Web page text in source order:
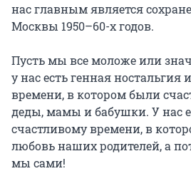
нас главным является
Москвы 1950–60-х годов.
Пусть мы все моложе или
у нас есть генная ностальгия
времени, в котором были
деды, мамы и бабушки. У нас
счастливому времени, в
любовь наших родителей, а
мы сами!